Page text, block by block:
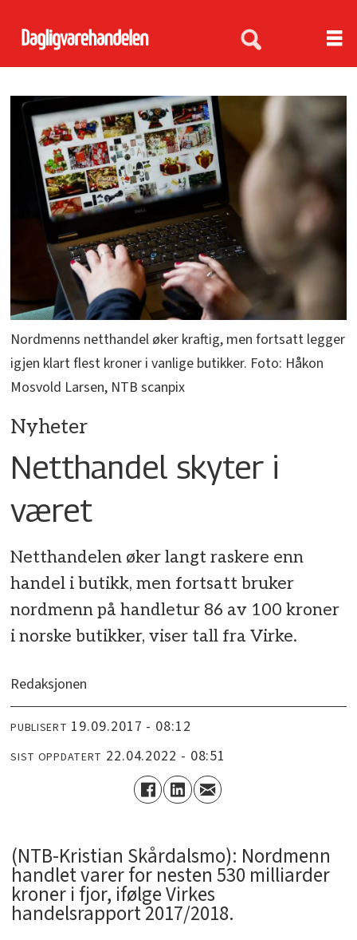
Nordmenns netthandel øker kraftig, men fortsatt legger
igjen klart flest kroner i vanlige butikker. Foto: Håkon
Mosvold Larsen, NTB scanpix
Nyheter
Netthandel skyter i
været
Netthandelen øker langt raskere enn
handel i butikk, men fortsatt bruker
nordmenn på handletur 86 av 100 kroner
i norske butikker, viser tall fra Virke.
Redaksjonen
PUBLISERT 19.09.2017 - 08:12
SIST OPPDATERT 22.04.2022 - 08:51
(NTB-Kristian Skårdalsmo): Nordmenn
handlet varer for nesten 530 milliarder
kroner i fjor, ifølge Virkes
handelsrapport 2017/2018.